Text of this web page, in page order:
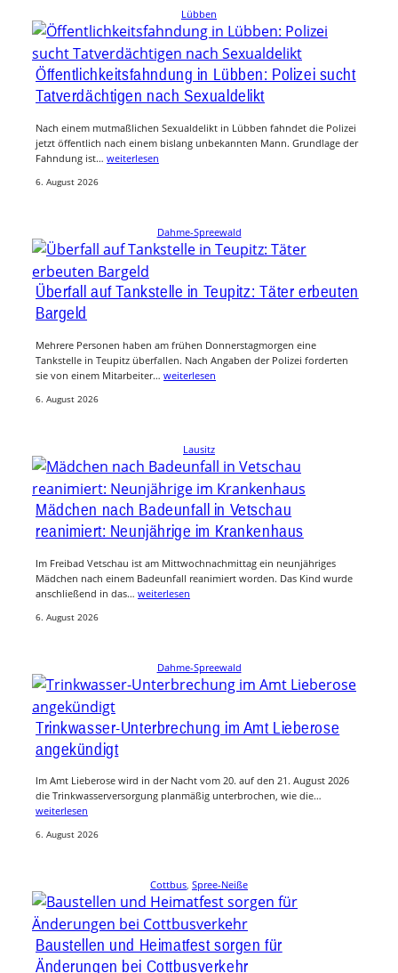
Lübben
Öffentlichkeitsfahndung in Lübben: Polizei sucht
Tatverdächtigen nach Sexualdelikt
Nach einem mutmaßlichen Sexualdelikt in Lübben fahndet die Polizei
jetzt öffentlich nach einem bislang unbekannten Mann. Grundlage der
Fahndung ist… weiterlesen
6. August 2026
Dahme-Spreewald
Überfall auf Tankstelle in Teupitz: Täter erbeuten
Bargeld
Mehrere Personen haben am frühen Donnerstagmorgen eine
Tankstelle in Teupitz überfallen. Nach Angaben der Polizei forderten
sie von einem Mitarbeiter… weiterlesen
6. August 2026
Lausitz
Mädchen nach Badeunfall in Vetschau
reanimiert: Neunjährige im Krankenhaus
Im Freibad Vetschau ist am Mittwochnachmittag ein neunjähriges
Mädchen nach einem Badeunfall reanimiert worden. Das Kind wurde
anschließend in das… weiterlesen
6. August 2026
Dahme-Spreewald
Trinkwasser-Unterbrechung im Amt Lieberose
angekündigt
Im Amt Lieberose wird in der Nacht vom 20. auf den 21. August 2026
die Trinkwasserversorgung planmäßig unterbrochen, wie die…
weiterlesen
6. August 2026
Cottbus, Spree-Neiße
Baustellen und Heimatfest sorgen für
Änderungen bei Cottbusverkehr